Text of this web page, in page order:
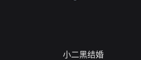
小二黑结婚